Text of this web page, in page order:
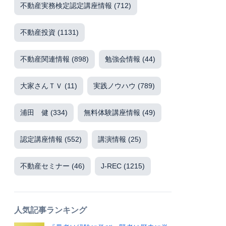
不動産実務検定認定講座情報 (712)
不動産投資 (1131)
不動産関連情報 (898) 勉強会情報 (44)
大家さんＴＶ (11) 実践ノウハウ (789)
浦田 健 (334) 無料体験講座情報 (49)
認定講座情報 (552) 講演情報 (25)
不動産セミナー (46) J-REC (1215)
人気記事ランキング